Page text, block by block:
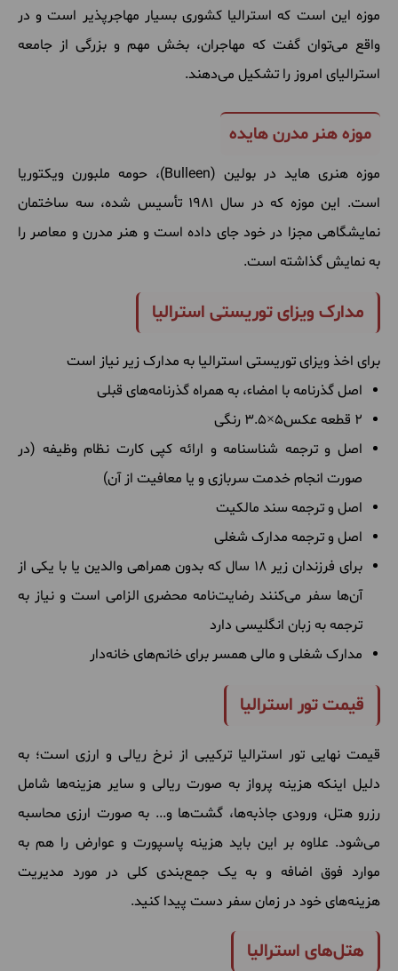
موزه این است که استرالیا کشوری بسیار مهاجرپذیر است و در
واقع میتوان گفت که مهاجران، بخش مهم و بزرگی از جامعه
استرالیای امروز را تشکیل میدهند.
موزه هنر مدرن هایده
موزه هنری هاید در بولین (Bulleen )، حومه ملبورن ویکتوریا
است. این موزه که در سال1981 تأسیس شده، سه ساختمان
نمایشگاهی مجزا در خود جای داده است و هنر مدرن و معاصر را
به نمایشگذاشته است.
مدارک ویزای توریستی استرالیا
برای اخذ ویزایتوریستی استرالیا به مدارک زیرنیاز است
اصلگذرنامه با امضاء، به همراه گذرنامههای قبلی
2 قطعه عکس5×3.5
رنگی
اصل و ترجمه شناسنامه و ارائه کپی کارت نظام وظیفه (در
صورت انجامخدمت سربازی و یا معافیت ازآن)
اصل و ترجمه سند مالکیت
اصل و ترجمه مدارک شغلی
برای فرزندان زیر سال که بدون همراهی والدین یا با یکی از
آنها سفر میکنند رضایتنامه محضری الزامی است و نیاز به
ترجمه به زبان انگلیسی دارد
مدارک شغلی و مالیهمسربرایخانمهایخانهدار
قیمت تور استرالیا
قیمت نهایی تور استرالیا ترکیبی از نرخ ریالی و ارزی است؛ به
دلیل اینکه هزینه پرواز به صورت ریالی و سایر هزینهها شامل
رزرو هتل، ورودی جاذبهها، گشتها و... به صورت ارزی محاسبه
میشود. علاوه بر این باید هزینه پاسپورت و عوارض را هم به
موارد فوق اضافه و به یک جمعبندی کلی در مورد مدیریت
هزینههایخود در زمان سفر دست پیدا کنید.
هتل‌های استرالیا